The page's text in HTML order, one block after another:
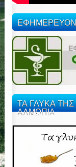
ΤΑ ΓΛΥΚΑ
ΑΛΜΩΠΙΑ